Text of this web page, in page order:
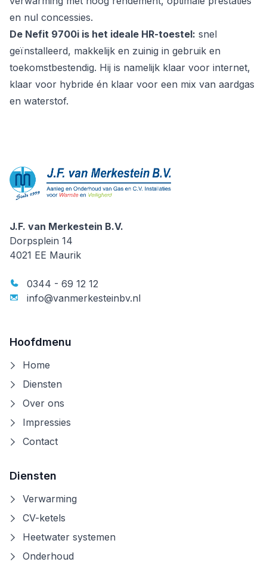
en nul concessies.
De Nefit 9700i is het ideale HR-toestel: snel
geïnstalleerd, makkelijk en zuinig in gebruik en
toekomstbestendig. Hij is namelijk klaar voor internet,
klaar voor hybride én klaar voor een mix van aardgas
en waterstof.
J.F. van Merkestein B.V.
J.F. van Merkestein B.V.
Dorpsplein 14
4021 EE Maurik
0344 - 69 12 12
info@vanmerkesteinbv.nl
Hoofdmenu
Home
Diensten
Over ons
Impressies
Contact
Diensten
Verwarming
CV-ketels
Heetwater systemen
Onderhoud